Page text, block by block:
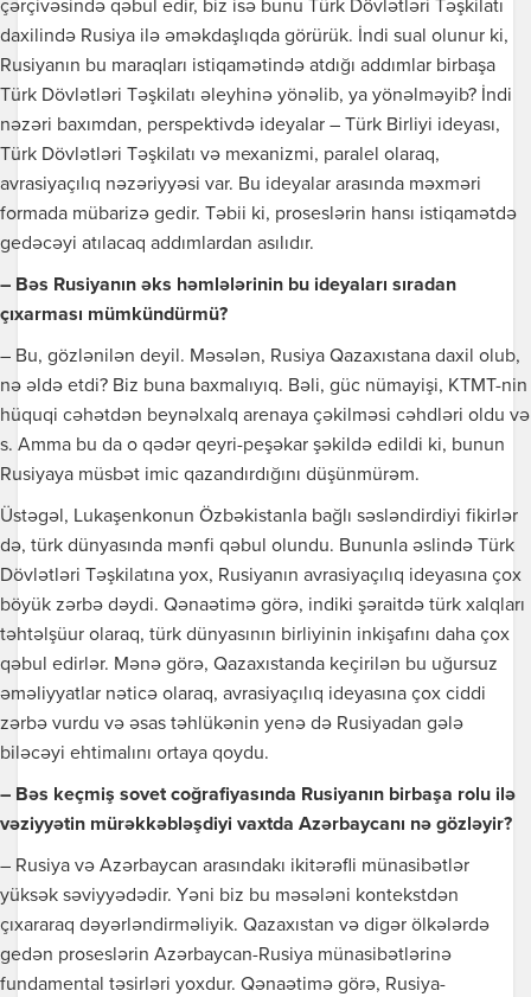
çərçivəsində qəbul edir, biz isə bunu Türk Dövlətləri Təşkilatı
daxilində Rusiya ilə əməkdaşlıqda görürük. İndi sual olunur ki,
Rusiyanın bu maraqları istiqamətində atdığı addımlar birbaşa
Türk Dövlətləri Təşkilatı əleyhinə yönəlib, ya yönəlməyib? İndi
nəzəri baxımdan, perspektivdə ideyalar – Türk Birliyi ideyası,
Türk Dövlətləri Təşkilatı və mexanizmi, paralel olaraq,
avrasiyaçılıq nəzəriyyəsi var. Bu ideyalar arasında məxməri
formada mübarizə gedir. Təbii ki, proseslərin hansı istiqamətdə
gedəcəyi atılacaq addımlardan asılıdır.
– Bəs Rusiyanın əks həmlələrinin bu ideyaları sıradan
çıxarması mümkündürmü?
– Bu, gözlənilən deyil. Məsələn, Rusiya Qazaxıstana daxil olub,
nə əldə etdi? Biz buna baxmalıyıq. Bəli, güc nümayişi, KTMT-nin
hüquqi cəhətdən beynəlxalq arenaya çəkilməsi cəhdləri oldu və
s. Amma bu da o qədər qeyri-peşəkar şəkildə edildi ki, bunun
Rusiyaya müsbət imic qazandırdığını düşünmürəm.
Üstəgəl, Lukaşenkonun Özbəkistanla bağlı səsləndirdiyi fikirlər
də, türk dünyasında mənfi qəbul olundu. Bununla əslində Türk
Dövlətləri Təşkilatına yox, Rusiyanın avrasiyaçılıq ideyasına çox
böyük zərbə dəydi. Qənaətimə görə, indiki şəraitdə türk xalqları
təhtəlşüur olaraq, türk dünyasının birliyinin inkişafını daha çox
qəbul edirlər. Mənə görə, Qazaxıstanda keçirilən bu uğursuz
əməliyyatlar nəticə olaraq, avrasiyaçılıq ideyasına çox ciddi
zərbə vurdu və əsas təhlükənin yenə də Rusiyadan gələ
biləcəyi ehtimalını ortaya qoydu.
– Bəs keçmiş sovet coğrafiyasında Rusiyanın birbaşa rolu ilə
vəziyyətin mürəkkəbləşdiyi vaxtda Azərbaycanı nə gözləyir?
– Rusiya və Azərbaycan arasındakı ikitərəfli münasibətlər
yüksək səviyyədədir. Yəni biz bu məsələni kontekstdən
çıxararaq dəyərləndirməliyik. Qazaxıstan və digər ölkələrdə
gedən proseslərin Azərbaycan-Rusiya münasibətlərinə
fundamental təsirləri yoxdur. Qənaətimə görə, Rusiya-